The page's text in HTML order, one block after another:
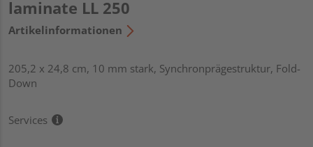
laminate LL 250
Artikelinformationen
205,2 x 24,8 cm, 10 mm stark, Synchronprägestruktur, Fold-
Down
Services